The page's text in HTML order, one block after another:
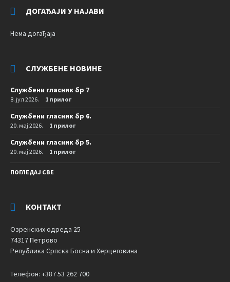
ДОГАЂАЈИ У НАЈАВИ
Нема догађаја
СЛУЖБЕНЕ НОВИНЕ
Службени гласник бр 7
8. јул 2026. 1 прилог
Службени гласник бр 6.
20. мај 2026. 1 прилог
Службени гласник бр 5.
20. мај 2026. 1 прилог
ПОГЛЕДАЈ СВЕ
КОНТАКТ
Озренских одреда 25
74317 Петрово
Република Српска Босна и Херцеговина
Телефон: +387 53 262 700